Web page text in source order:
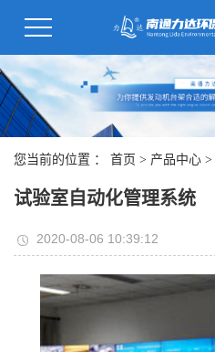
您当前的位置 ： 首页 > 产品中心 >
试验室自动化管理系统
2020-08-06 10:39:12